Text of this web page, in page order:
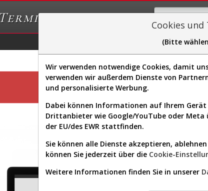
Sector-Spider
Diese Funktion ist
Cookies
(Bitte
Wir verwenden notwendige Cookies, damit
verwenden wir außerdem Dienste von
und personalisierte Werbung.
Dabei können Informationen auf Ihrem
Drittanbieter wie Google/YouTube oder
der EU/des EWR stattfinden.
Sie können alle Dienste akzeptieren,
können Sie jederzeit über die Cookie-
Weitere Informationen finden Sie in unserer